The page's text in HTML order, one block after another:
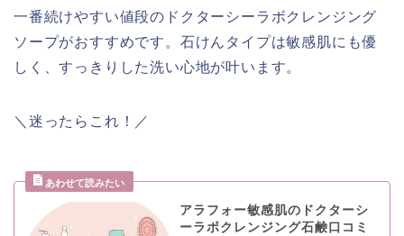
一番続けやすい値段のドクターシーラボクレンジング
ソープがおすすめです。石けんタイプは敏感肌にも優
しく、すっきりした洗い心地が叶います。
＼迷ったらこれ！／
アラフォー敏感肌のドクターシ
ーラボクレンジング石鹸口コミ